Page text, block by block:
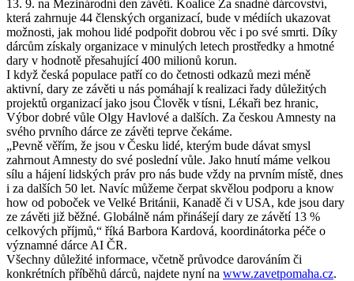
13. 9. na Mezinárodní den závětí. Koalice Za snadné dárcovství,
která zahrnuje 44 členských organizací, bude v médiích ukazovat
možnosti, jak mohou lidé podpořit dobrou věc i po své smrti. Díky
dárcům získaly organizace v minulých letech prostředky a hmotné
dary v hodnotě přesahující 400 milionů korun.
I když česká populace patří co do četnosti odkazů mezi méně
aktivní, dary ze závěti u nás pomáhají k realizaci řady důležitých
projektů organizací jako jsou Člověk v tísni, Lékaři bez hranic,
Výbor dobré vůle Olgy Havlové a dalších. Za českou Amnesty na
svého prvního dárce ze závěti teprve čekáme.
„Pevně věřím, že jsou v Česku lidé, kterým bude dávat smysl
zahrnout Amnesty do své poslední vůle. Jako hnutí máme velkou
sílu a hájení lidských práv pro nás bude vždy na prvním místě, dnes
i za dalších 50 let. Navíc můžeme čerpat skvělou podporu a know
how od poboček ve Velké Británii, Kanadě či v USA, kde jsou dary
ze závěti již běžné. Globálně nám přinášejí dary ze závětí 13 %
celkových příjmů,“ říká Barbora Kardová, koordinátorka péče o
významné dárce AI ČR.
Všechny důležité informace, včetně průvodce darováním či
konkrétních příběhů dárců, najdete nyní na www.zavetpomaha.cz.